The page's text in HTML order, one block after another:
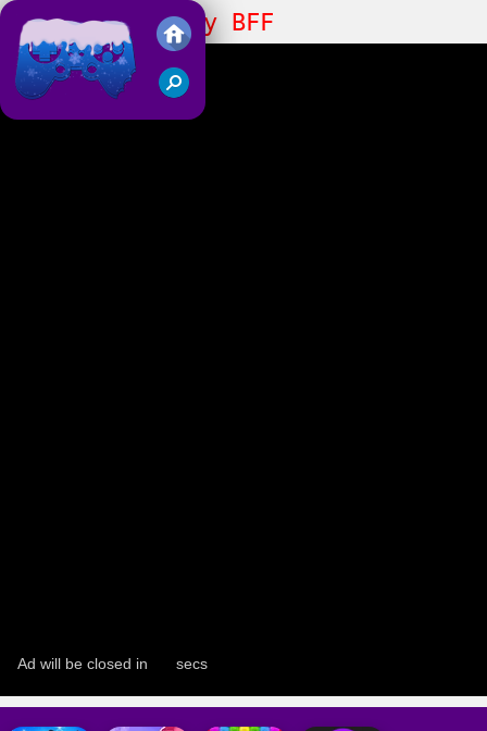
Juegos Friv 2018
Witch And Fairy BFF